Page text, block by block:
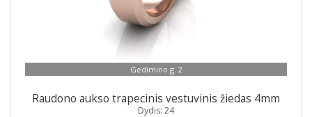
Gedimino g. 2
Raudono aukso trapecinis vestuvinis žiedas 4mm
Dydis: 24